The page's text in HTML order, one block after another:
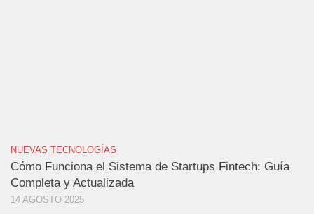
NUEVAS TECNOLOGÍAS
Cómo Funciona el Sistema de Startups Fintech: Guía
Completa y Actualizada
14 AGOSTO 2025